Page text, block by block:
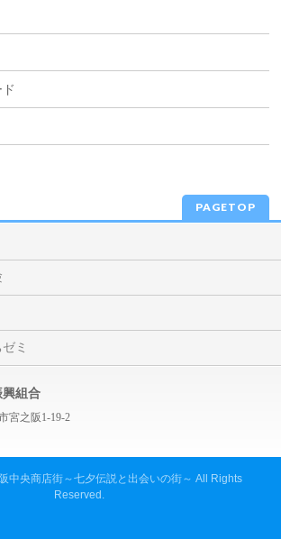
PAGETOP
ミ
興組合
宮之阪1-19-2
中央商店街～七夕伝説と出会いの街～ All Rights
Reserved.